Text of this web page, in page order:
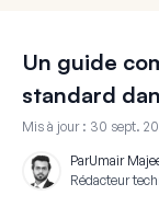
Un guide
standard
Mis à jour : 30 sept.
ParUmair
Rédacteur